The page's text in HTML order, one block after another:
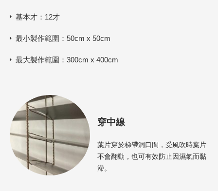
基本才：12才
最小製作範圍：50cm x 50cm
最大製作範圍：300cm x 400cm
穿中線
葉片穿於梯帶洞口間，受風吹時葉片
不會翻動，也可有效防止因濕氣而黏
滯。